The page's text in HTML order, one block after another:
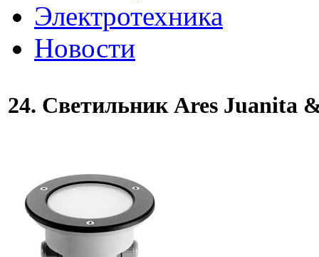
Электротехника
Новости
24. Светильник Ares Juanita